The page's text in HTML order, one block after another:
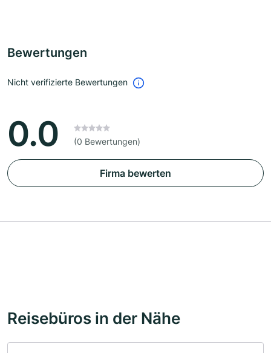
Bewertungen
Nicht verifizierte Bewertungen
0.0 (0 Bewertungen)
Firma bewerten
Reisebüros in der Nähe